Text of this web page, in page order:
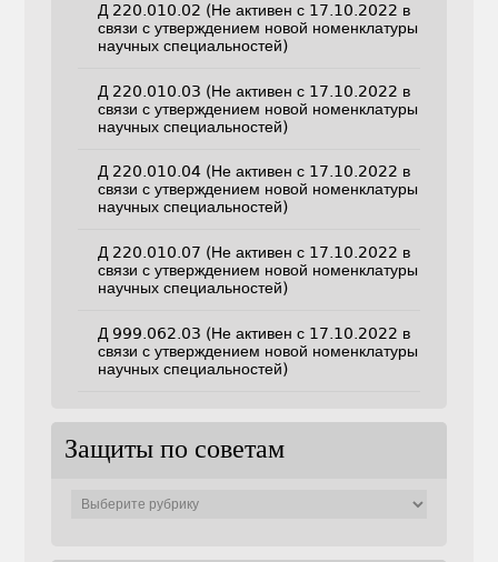
Д 220.010.02 (Не активен с 17.10.2022 в
связи с утверждением новой номенклатуры
научных специальностей)
Д 220.010.03 (Не активен с 17.10.2022 в
связи с утверждением новой номенклатуры
научных специальностей)
Д 220.010.04 (Не активен с 17.10.2022 в
связи с утверждением новой номенклатуры
научных специальностей)
Д 220.010.07 (Не активен с 17.10.2022 в
связи с утверждением новой номенклатуры
научных специальностей)
Д 999.062.03 (Не активен с 17.10.2022 в
связи с утверждением новой номенклатуры
научных специальностей)
Защиты по советам